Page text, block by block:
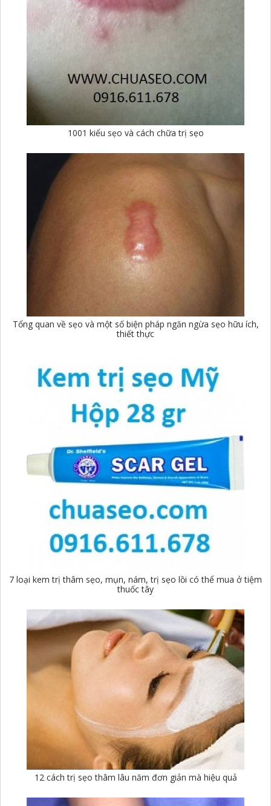
1001 kiểu sẹo và cách chữa trị sẹo
Tổng quan về sẹo và một số biện pháp ngăn ngừa sẹo hữu ích,
thiết thực
7 loại kem trị thâm sẹo, mụn, nám, trị sẹo lồi có thể mua ở tiệm
thuốc tây
12 cách trị sẹo thâm lâu năm đơn giản mà hiệu quả